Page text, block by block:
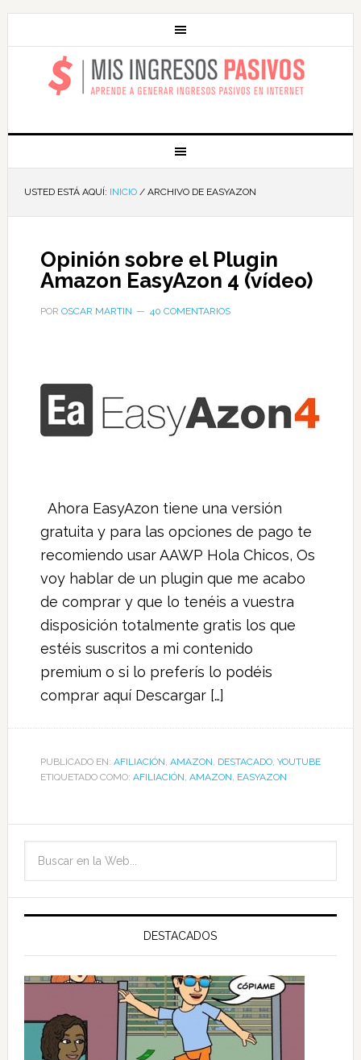
MIS INGRESOS
PASIVOS
USTED ESTÁ AQUÍ: INICIO /ARCHIVO DE EASYAZON
Opinión sobre el Plugin
Amazon EasyAzon 4 (vídeo)
POR OSCAR MARTIN 40 COMENTARIOS
Ahora EasyAzon tiene una versión
gratuita y para las opciones de pago te
recomiendo usar AAWP Hola Chicos, Os
voy hablar de un plugin que me acabo
de comprar y que lo tenéis a vuestra
disposición totalmente gratis los que
estéis suscritos a mi contenido
premium o si lo preferís lo podéis
comprar aquí Descargar […]
PUBLICADO EN: AFILIACIÓN, AMAZON, DESTACADO, YOUTUBE
ETIQUETADO COMO: AFILIACIÓN, AMAZON, EASYAZON
DESTACADOS